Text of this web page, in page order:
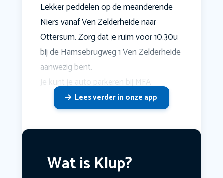
Lekker peddelen op de meanderende
Niers vanaf Ven Zelderheide naar
Ottersum. Zorg dat je ruim voor 10.30u
bij de Hamsebrugweg 1 Ven Zelderheide
aanwezig bent.
Je kunt je auto parkeren bij MFA
Lees verder in onze app
Wat is Klup?